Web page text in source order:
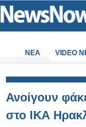
ΝΕΑ VIDEO
Ανοίγουν
στο ΙΚΑ